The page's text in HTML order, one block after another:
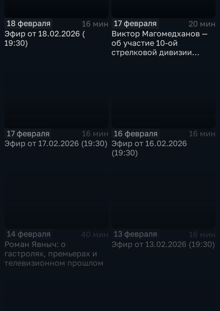
18 февраля
16 мин
Эфир от 18.02.2026 (
19:30)
17 февраля
20 мин
Виктор Магомедханов —
об участие 10-ой
стрелковой дивизии
17 февраля
16 мин
Эфир от 17.02.2026 (19:30)
16 февраля
16 мин
Эфир от 16.02.2026
(19:30)
14 февраля
40 мин
Роман Явныч: о
гастролях, премьерах и
телевизионном прошлом
13 февраля
16 мин
Эфир от 13.02.2026 (19:30)